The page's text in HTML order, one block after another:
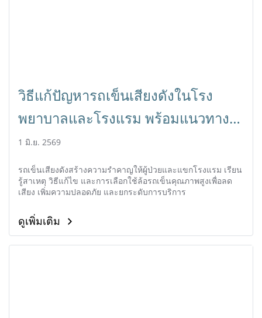
วิธีแก้ปัญหารถเข็นเสียงดังในโรง
พยาบาลและโรงแรม พร้อมแนวทาง
เลือกใช้อุปกรณ์ลดเสียงรบกวน
1 มิ.ย. 2569
รถเข็นเสียงดังสร้างความรำคาญให้ผู้ป่วยและแขกโรงแรม เรียน
รู้สาเหตุ วิธีแก้ไข และการเลือกใช้ล้อรถเข็นคุณภาพสูงเพื่อลด
เสียง เพิ่มความปลอดภัย และยกระดับการบริการ
ดูเพิ่มเติม